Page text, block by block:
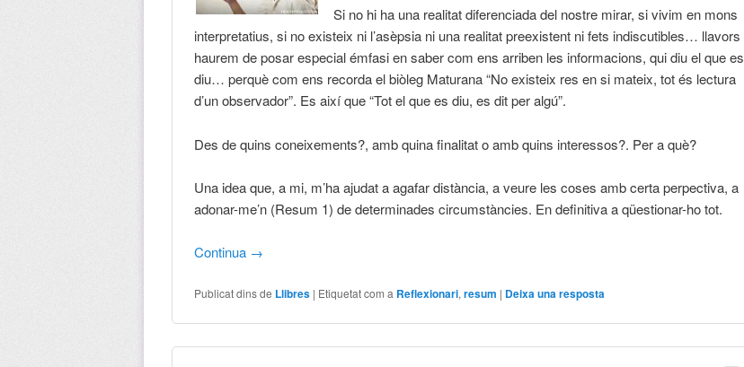
Si no hi ha una realitat diferenciada del nostre mirar, si vivim en mons
interpretatius, si no existeix ni l’asèpsia ni una realitat preexistent ni fets indiscutibles… llavors
haurem de posar especial émfasi en saber com ens arriben les informacions, qui diu el que es
diu… perquè com ens recorda el biòleg Maturana “No existeix res en si mateix, tot és lectura
d’un observador”. Es així que “Tot el que es diu, es dit per algú”.
Des de quins coneixements?, amb quina finalitat o amb quins interessos?. Per a què?
Una idea que, a mi, m’ha ajudat a agafar distància, a veure les coses amb certa perpectiva, a
adonar-me’n (Resum 1) de determinades circumstàncies. En definitiva a qüestionar-ho tot.
Continua →
Publicat dins de Llibres | Etiquetat com a Reflexionari,resum | Deixa una resposta